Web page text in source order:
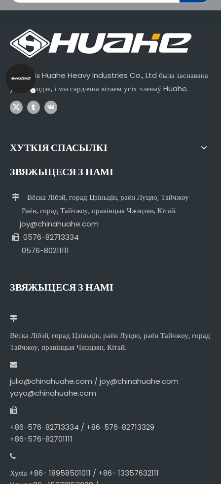
Кампанія Huahe Heavy Industries Co., Ltd была заснавана
ў 1990 годзе, і мы сардэчна вітаем усіх членаў Huahe.
ХУТКІЯ СПАСЫЛКІ
ЗВЯЖЫЦЕСЯ З НАМІ
 Вёска Лібэй, горад Цзіньцін, раён Луцяо, Тайчжоу
Раён, горад Тайчжоу, правінцыя Чжэцзян, Кітай.
joy@chinahuahe.com
 0576-82713334
0576-80211111
ЗВЯЖЫЦЕСЯ З НАМІ
Вёска Лібэй, горад Цзіньцін, раён Луцяо, раён Тайчжоу, горад
Тайчжоу, правінцыя Чжэцзян, Кітай.
julio@chinahuahe.com / joy@chinahuahe.com
yoyo@chinahuahe.com
+86-576-82713334 / +86-576-82713329
+86-576-82701111
Хуліа +86- 18958501011 / +86- 13357632111